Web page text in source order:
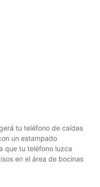
tu teléfono de caídas
un estampado
que tu teléfono luzca
en el área de bocinas